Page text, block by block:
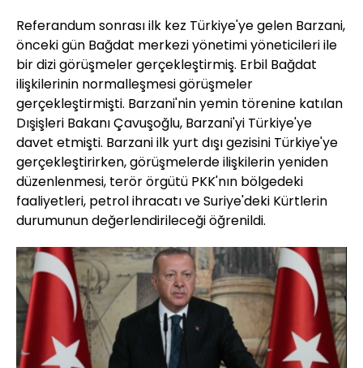
Referandum sonrası ilk kez Türkiye'ye gelen Barzani,
önceki gün Bağdat merkezi yönetimi yöneticileri ile
bir dizi görüşmeler gerçekleştirmiş. Erbil Bağdat
ilişkilerinin normalleşmesi görüşmeler
gerçekleştirmişti. Barzani'nin yemin törenine katılan
Dışişleri Bakanı Çavuşoğlu, Barzani'yi Türkiye'ye
davet etmişti. Barzani ilk yurt dışı gezisini Türkiye'ye
gerçekleştirirken, görüşmelerde ilişkilerin yeniden
düzenlenmesi, terör örgütü PKK'nın bölgedeki
faaliyetleri, petrol ihracatı ve Suriye'deki Kürtlerin
durumunun değerlendirileceği öğrenildi.